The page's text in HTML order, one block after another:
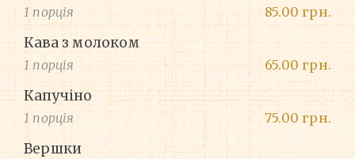
1 порція 85.00 грн.
Кава з молоком
1 порція 65.00 грн.
Капучіно
1 порція 75.00 грн.
Вершки